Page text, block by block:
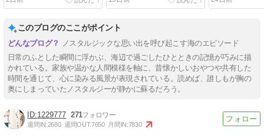
このブログのここがポイント
ノスタルジックな思い出を呼び起こす海のエピソード
日常のふとした瞬間に浮かぶ、海辺で過ごしたひとときの記憶が巧みに描
かれている。家族や温かな人間模様を軸に、昔懐かしいおやつや共有した
時間を通じて、心に染みる風景が表現されている。読めば、誰しもが胸の
奥にしまっていたノスタルジーが静かに蘇るだろう。
1229777 271
週間IN:2680 週間OUT:7650 月間IN:7830